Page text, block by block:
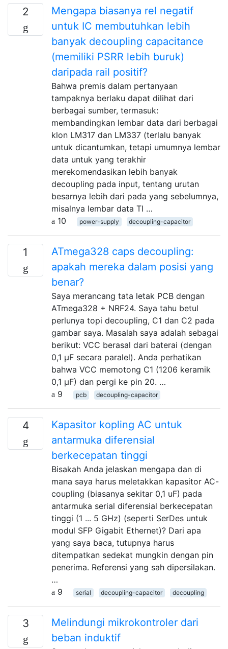
2
Mengapa biasanya rel negatif
untuk IC membutuhkan lebih
banyak decoupling capacitance
(memiliki PSRR lebih buruk)
daripada rail positif?
Bahwa premis dalam pertanyaan
tampaknya berlaku dapat dilihat dari
berbagai sumber, termasuk:
membandingkan lembar data dari berbagai
klon LM317 dan LM337 (terlalu banyak
untuk dicantumkan, tetapi umumnya lembar
data untuk yang terakhir
merekomendasikan lebih banyak
decoupling pada input, tentang urutan
besarnya lebih dari pada yang sebelumnya,
misalnya lembar data TI …
10
power-supply decoupling-capacitor
1
ATmega328 caps decoupling:
apakah mereka dalam posisi yang
benar?
Saya merancang tata letak PCB dengan
ATmega328 + NRF24. Saya tahu betul
perlunya topi decoupling, C1 dan C2 pada
gambar saya. Masalah saya adalah sebagai
berikut: VCC berasal dari baterai (dengan
0,1 μF secara paralel). Anda perhatikan
bahwa VCC memotong C1 (1206 keramik
0,1 μF) dan pergi ke pin 20. …
9
pcb decoupling-capacitor
4
Kapasitor kopling AC untuk
antarmuka diferensial
berkecepatan tinggi
Bisakah Anda jelaskan mengapa dan di
mana saya harus meletakkan kapasitor AC-
coupling (biasanya sekitar 0,1 uF) pada
antarmuka serial diferensial berkecepatan
tinggi (1 ... 5 GHz) (seperti SerDes untuk
modul SFP Gigabit Ethernet)? Dari apa
yang saya baca, tutupnya harus
ditempatkan sedekat mungkin dengan pin
penerima. Referensi yang sah dipersilakan.
…
9
serial decoupling-capacitor decoupling
3
Melindungi mikrokontroler dari
beban induktif